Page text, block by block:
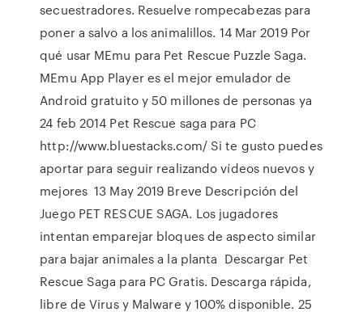
secuestradores. Resuelve rompecabezas para
poner a salvo a los animalillos. 14 Mar 2019 Por
qué usar MEmu para Pet Rescue Puzzle Saga.
MEmu App Player es el mejor emulador de
Android gratuito y 50 millones de personas ya
24 feb 2014 Pet Rescue saga para PC
http://www.bluestacks.com/ Si te gusto puedes
aportar para seguir realizando vídeos nuevos y
mejores 13 May 2019 Breve Descripción del
Juego PET RESCUE SAGA. Los jugadores
intentan emparejar bloques de aspecto similar
para bajar animales a la planta Descargar Pet
Rescue Saga para PC Gratis. Descarga rápida,
libre de Virus y Malware y 100% disponible. 25